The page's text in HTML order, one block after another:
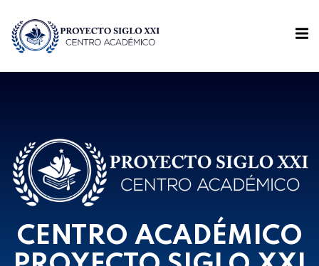
CENTRO ACADÉMICO
Sign in
Sign in
Remember me Lost your password?